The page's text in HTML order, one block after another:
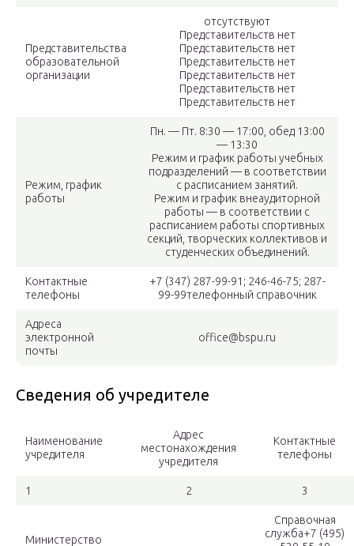
Представительства
образовательной
организации
отсутствуют
Представительств нет
Представительств нет
Представительств нет
Представительств нет
Представительств нет
Представительств нет
Режим, график
работы
Пн. — Пт. 8:30 — 17:00, обед 13:00
— 13:30
Режим и график работы учебных
подразделений — в соответствии
с расписанием занятий.
Режим и график внеаудиторной
работы — в соответствии с
расписанием работы спортивных
секций, творческих коллективов и
студенческих объединений.
Контактные
телефоны
+7 (347) 287-99-91; 246-46-75; 287-
99-99телефонный справочник
Адреса
электронной
почты
office@bspu.ru
Сведения об учредителе
Наименование
учредителя
Адрес
местонахождения
учредителя
Контактные
телефоны
1 2 3
Министерство
Справочная
служба+7 (495)